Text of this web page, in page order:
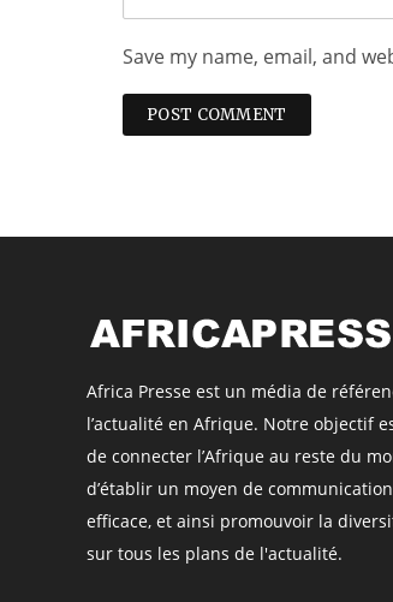
Save my name, email, and
Africa Presse est un média de
l’actualité en Afrique. Notre objectif
de connecter l’Afrique au reste du
d’établir un moyen de
efficace, et ainsi promouvoir la
sur tous les plans de l'actualité.